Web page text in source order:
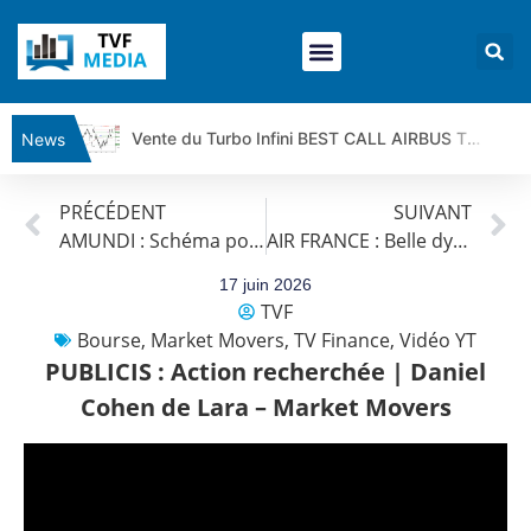
News
Vente du Turbo Infini BEST CALL AIRBUS TY80V à 3,45 € (+118 %)
Vente du Turbo infini BEST PUT COINBASE WO83V à 0,51 € (+46 %)
DAX40 : Poursuite de la croissance ? | Erick Sebban – Chrono DAX
PRÉCÉDENT
AMUNDI : Schéma positif | Daniel Cohen de Lara – Market Movers
SUIVANT
AIR FRANCE : Belle dynamique haussière | Daniel Cohen de Lara – Market Movers
17 juin 2026
TVF
Bourse, Market Movers, TV Finance, Vidéo YT
PUBLICIS : Action recherchée | Daniel
Cohen de Lara – Market Movers